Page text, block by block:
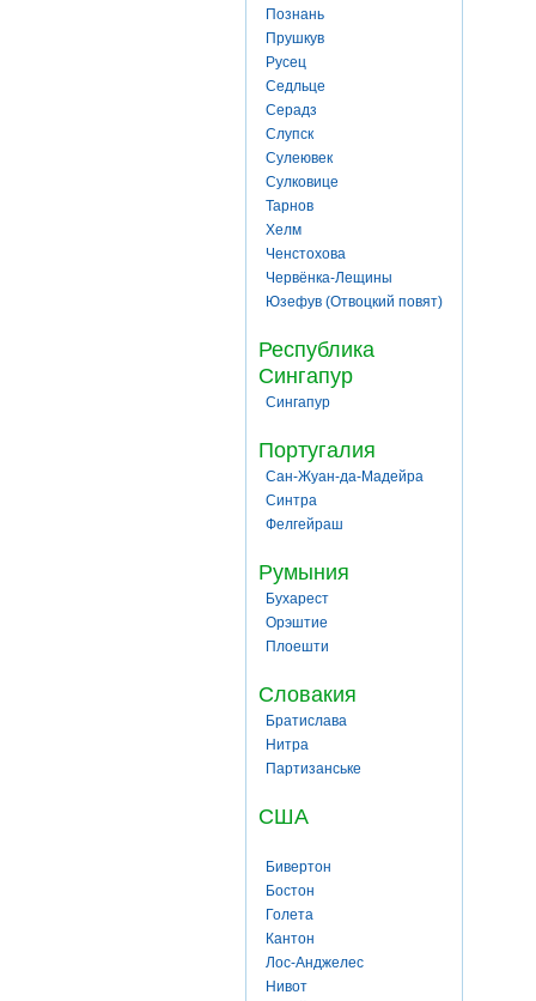
Познань
Прушкув
Русец
Седльце
Серадз
Слупск
Сулеювек
Сулковице
Тарнов
Хелм
Ченстохова
Червёнка-Лещины
Юзефув (Отвоцкий повят)
Республика
Сингапур
Сингапур
Португалия
Сан-Жуан-да-Мадейра
Синтра
Фелгейраш
Румыния
Бухарест
Орэштие
Плоешти
Словакия
Братислава
Нитра
Партизанське
США
Бивертон
Бостон
Голета
Кантон
Лос-Анджелес
Нивот